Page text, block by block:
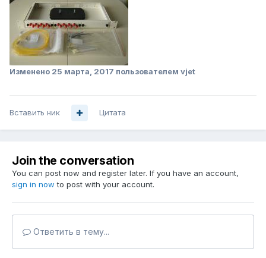
Изменено 25 марта, 2017 пользователем vjet
Вставить ник Цитата
Join the conversation
You can post now and register later. If you have an account,
sign in now to post with your account.
Ответить в тему...